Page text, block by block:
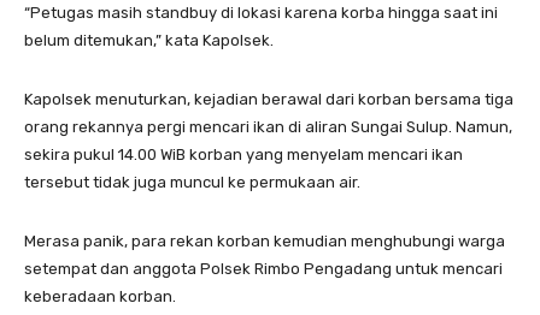
“Petugas masih standbuy di lokasi karena korba hingga saat ini
belum ditemukan,” kata Kapolsek.
Kapolsek menuturkan, kejadian berawal dari korban bersama tiga
orang rekannya pergi mencari ikan di aliran Sungai Sulup. Namun,
sekira pukul 14.00 WiB korban yang menyelam mencari ikan
tersebut tidak juga muncul ke permukaan air.
Merasa panik, para rekan korban kemudian menghubungi warga
setempat dan anggota Polsek Rimbo Pengadang untuk mencari
keberadaan korban.